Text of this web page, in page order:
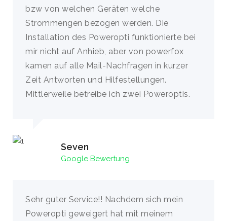
bzw von welchen Geräten welche
Strommengen bezogen werden. Die
Installation des Poweropti funktionierte bei
mir nicht auf Anhieb, aber von powerfox
kamen auf alle Mail-Nachfragen in kurzer
Zeit Antworten und Hilfestellungen.
Mittlerweile betreibe ich zwei Poweroptis.
Seven
Google Bewertung
Sehr guter Service!! Nachdem sich mein
Poweropti geweigert hat mit meinem